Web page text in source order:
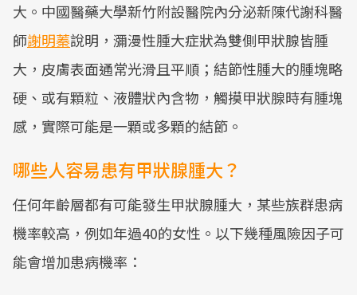
大。中國醫藥大學新竹附設醫院內分泌新陳代謝科醫
師謝明蓁說明，瀰漫性腫大症狀為雙側甲狀腺皆腫
大，皮膚表面通常光滑且平順；結節性腫大的腫塊略
硬、或有顆粒、液體狀內含物，觸摸甲狀腺時有腫塊
感，實際可能是一顆或多顆的結節。
哪些人容易患有甲狀腺腫大？
任何年齡層都有可能發生甲狀腺腫大，某些族群患病
機率較高，例如年過40的女性。以下幾種風險因子可
能會增加患病機率：